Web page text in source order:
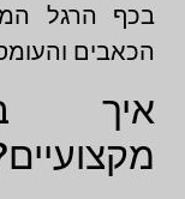
בכף הרגל
הכאבים
איך